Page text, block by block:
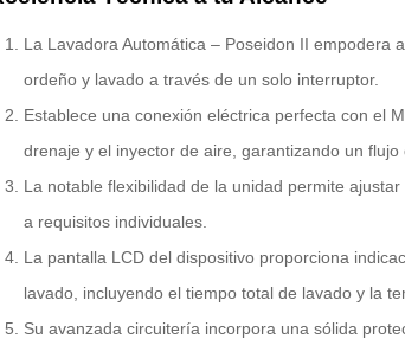
La Lavadora Automática – Poseidon II empodera
ordeño y lavado a través de un solo interruptor.
Establece una conexión eléctrica perfecta con el
drenaje y el inyector de aire, garantizando un flujo
La notable flexibilidad de la unidad permite
a requisitos individuales.
La pantalla LCD del dispositivo proporciona
lavado, incluyendo el tiempo total de lavado y la
Su avanzada circuitería incorpora una sólida